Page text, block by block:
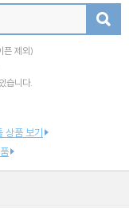
픈 제외)
습니다.
상품 보기